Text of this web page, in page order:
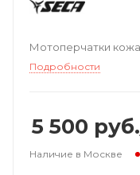
Мотоперчатки
Подробности
5 500 руб.
Наличие в Москве